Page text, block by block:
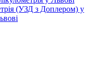
(УЗД з Доплером) у